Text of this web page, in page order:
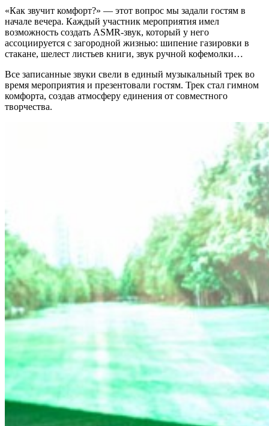
«Как звучит комфорт?» — этот вопрос мы задали гостям в
начале вечера. Каждый участник мероприятия имел
возможность создать ASMR-звук, который у него
ассоциируется с загородной жизнью: шипение газировки в
стакане, шелест листьев книги, звук ручной кофемолки…
Все записанные звуки свели в единый музыкальный трек во
время мероприятия и презентовали гостям. Трек стал гимном
комфорта, создав атмосферу единения от совместного
творчества.